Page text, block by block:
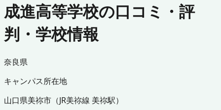
成進高等学校の口コミ・評
判・学校情報
奈良県
キャンパス所在地
山口県美祢市 （JR美祢線 美祢駅）